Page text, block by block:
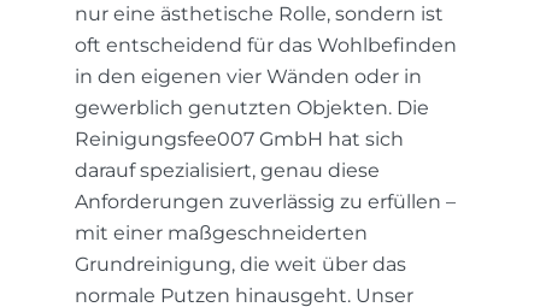
nur eine ästhetische Rolle, sondern ist
oft entscheidend für das Wohlbefinden
in den eigenen vier Wänden oder in
gewerblich genutzten Objekten. Die
Reinigungsfee007 GmbH hat sich
darauf spezialisiert, genau diese
Anforderungen zuverlässig zu erfüllen –
mit einer maßgeschneiderten
Grundreinigung, die weit über das
normale Putzen hinausgeht. Unser